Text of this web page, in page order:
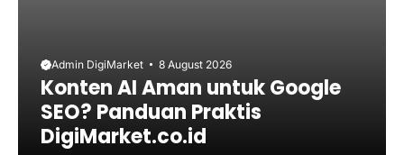
Admin DigiMarket 8 August 2026
Konten AI Aman untuk Google
SEO? Panduan Praktis
DigiMarket.co.id